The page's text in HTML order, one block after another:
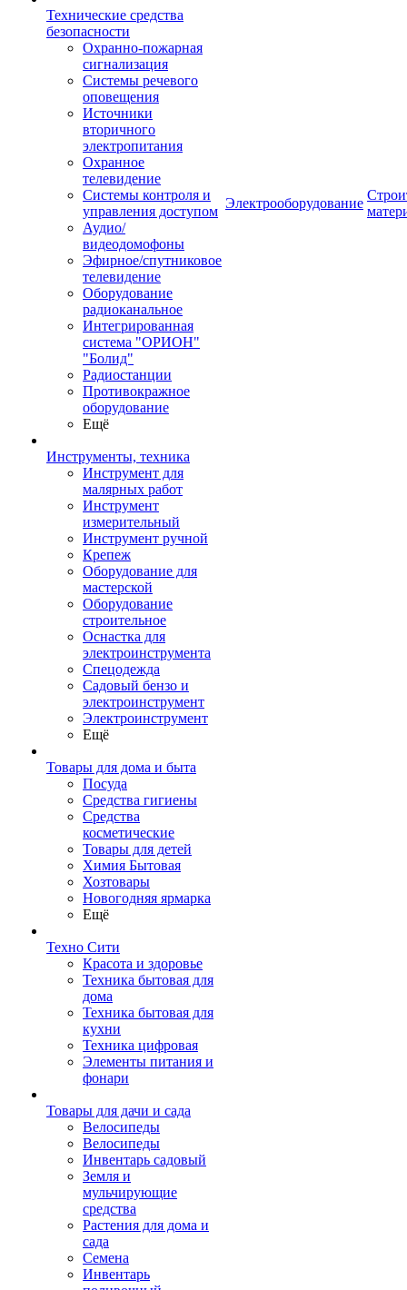
Технические средства
безопасности
Охранно-пожарная
сигнализация
Системы речевого
оповещения
Источники
вторичного
электропитания
Охранное
телевидение
Системы контроля и
управления доступом
Аудио/
видеодомофоны
Эфирное/спутниковое
телевидение
Оборудование
радиоканальное
Интегрированная
система "ОРИОН"
"Болид"
Радиостанции
Противокражное
оборудование
Ещё
Инструменты, техника
Инструмент для
малярных работ
Инструмент
измерительный
Инструмент ручной
Крепеж
Оборудование для
мастерской
Оборудование
строительное
Оснастка для
электроинструмента
Спецодежда
Садовый бензо и
электроинструмент
Электроинструмент
Ещё
Товары для дома и быта
Посуда
Средства гигиены
Средства
косметические
Товары для детей
Химия Бытовая
Хозтовары
Новогодняя ярмарка
Ещё
Техно Сити
Красота и здоровье
Техника бытовая для
дома
Техника бытовая для
кухни
Техника цифровая
Элементы питания и
фонари
Товары для дачи и сада
Велосипеды
Велосипеды
Инвентарь садовый
Земля и
мульчирующие
средства
Растения для дома и
сада
Семена
Инвентарь
Электрооборудование